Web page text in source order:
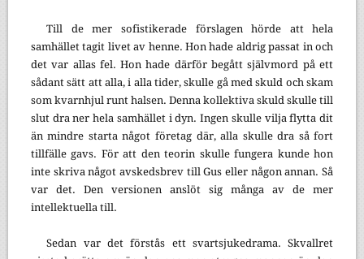
Till de mer sofistikerade förslagen hörde att hela
samhället tagit livet av henne. Hon hade aldrig passat in och
det var allas fel. Hon hade därför begått självmord på ett
sådant sätt att alla, i alla tider, skulle gå med skuld och skam
som kvarnhjul runt halsen. Denna kollektiva skuld skulle till
slut dra ner hela samhället i dyn. Ingen skulle vilja flytta dit
än mindre starta något företag där, alla skulle dra så fort
tillfälle gavs. För att den teorin skulle fungera kunde hon
inte skriva något avskedsbrev till Gus eller någon annan. Så
var det. Den versionen anslöt sig många av de mer
intellektuella till.
Sedan var det förstås ett svartsjukedrama. Skvallret